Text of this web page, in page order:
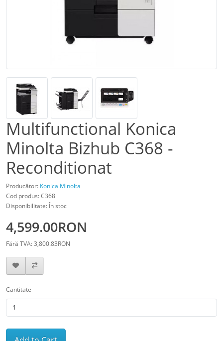
Multifunctional Konica
Minolta Bizhub C368 -
Reconditionat
Producător: Konica Minolta
Cod produs: C368
Disponibilitate: În stoc
4,599.00RON
Fără TVA: 3,800.83RON
Cantitate